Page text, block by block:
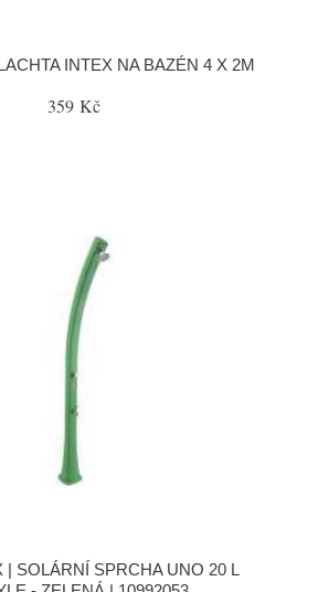
INTEX NA BAZÉN 4 X 2M
359 Kč
| SOLÁRNÍ SPRCHA UNO 20 L